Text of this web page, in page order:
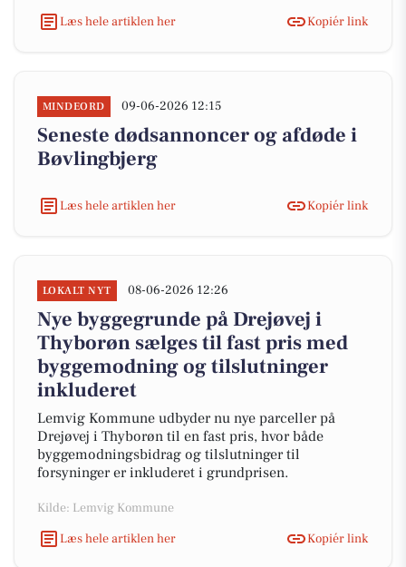
Læs hele artiklen her
Kopiér link
MINDEORD 09-06-2026 12:15
Seneste dødsannoncer og afdøde i
Bøvlingbjerg
Læs hele artiklen her Kopiér link
LOKALT NYT 08-06-2026 12:26
Nye byggegrunde på Drejøvej i
Thyborøn sælges til fast pris med
byggemodning og tilslutninger
inkluderet
Lemvig Kommune udbyder nu nye parceller på
Drejøvej i Thyborøn til en fast pris, hvor både
byggemodningsbidrag og tilslutninger til
forsyninger er inkluderet i grundprisen.
Kilde: Lemvig Kommune
Læs hele artiklen her
Kopiér link